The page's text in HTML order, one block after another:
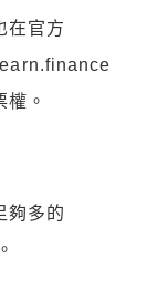
在官方
。
夠多的